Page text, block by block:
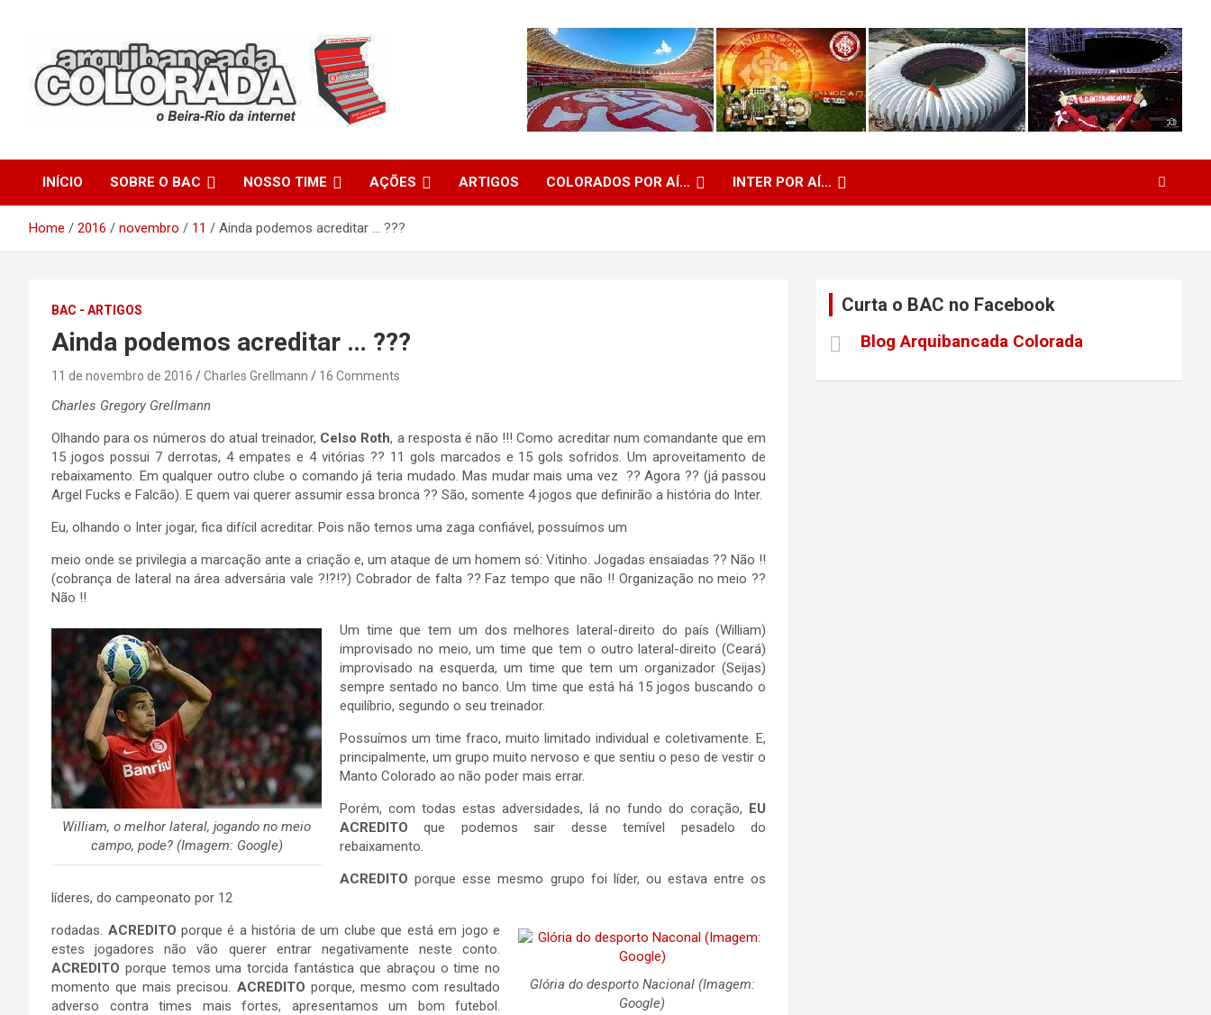
Arquibancada Colorada
INÍCIO SOBRE O BAC NOSSO TIME AÇÕES ARTIGOS COLORADOS POR AÍ… INTER POR AÍ…
Home 2016 novembro 11 Ainda podemos acreditar … ???
BAC - ARTIGOS
Ainda podemos acreditar … ???
11 de novembro de 2016 Charles Grellmann 16 Comments
Charles Gregory Grellmann
Olhando para os números do atual treinador, Celso Roth, a resposta é não !!! Como acreditar num comandante que em
15 jogos possui 7 derrotas, 4 empates e 4 vitórias ?? 11 gols marcados e 15 gols sofridos. Um aproveitamento de
rebaixamento. Em qualquer outro clube o comando já teria mudado. Mas mudar mais uma vez ?? Agora ?? (já passou
Argel Fucks e Falcão). E quem vai querer assumir essa bronca ?? São, somente 4 jogos que definirão a história do Inter.
Eu, olhando o Inter jogar, fica difícil acreditar. Pois não temos uma zaga confiável, possuímos um
meio onde se privilegia a marcação ante a criação e, um ataque de um homem só: Vitinho. Jogadas ensaiadas ?? Não !!
(cobrança de lateral na área adversária vale ?!?!?) Cobrador de falta ?? Faz tempo que não !! Organização no meio ??
Não !!
William, o melhor lateral, jogando no meio
campo, pode? (Imagem: Google)
Um time que tem um dos melhores lateral-direito do país (William)
improvisado no meio, um time que tem o outro lateral-direito (Ceará)
improvisado na esquerda, um time que tem um organizador (Seijas)
sempre sentado no banco. Um time que está há 15 jogos buscando o
equilíbrio, segundo o seu treinador.
Possuímos um time fraco, muito limitado individual e coletivamente. E,
principalmente, um grupo muito nervoso e que sentiu o peso de vestir o
Manto Colorado ao não poder mais errar.
Porém, com todas estas adversidades, lá no fundo do coração, EU
ACREDITO que podemos sair desse temível pesadelo do
rebaixamento.
ACREDITO porque esse mesmo grupo foi líder, ou estava entre os
líderes, do campeonato por 12
Glória do desporto Nacional (Imagem:
Google)
rodadas. ACREDITO porque é a história de um clube que está em jogo e
estes jogadores não vão querer entrar negativamente neste conto.
ACREDITO porque temos uma torcida fantástica que abraçou o time no
momento que mais precisou. ACREDITO porque, mesmo com resultado
adverso contra times mais fortes, apresentamos um bom futebol.
Curta o BAC no Facebook
Blog Arquibancada Colorada